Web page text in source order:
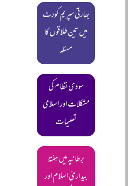
بھارتی سپریم کورٹ
میں تین طلاقوں کا
مسئلہ
سودی نظام کی
مشکلات اور اسلامی
تعلیمات
برطانیہ میں ہفتۂ
بیدارئ اسلام اور